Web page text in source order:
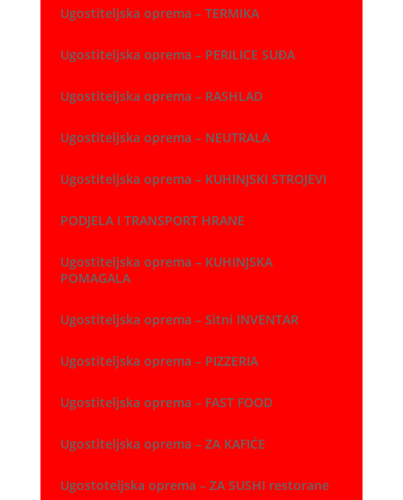
Ugostiteljska oprema – TERMIKA
Ugostiteljska oprema – PERILICE SUĐA
Ugostiteljska oprema – RASHLAD
Ugostiteljska oprema – NEUTRALA
Ugostiteljska oprema – KUHINJSKI STROJEVI
PODJELA I TRANSPORT HRANE
Ugostiteljska oprema – KUHINJSKA
POMAGALA
Ugostiteljska oprema – Sitni INVENTAR
Ugostiteljska oprema – PIZZERIA
Ugostiteljska oprema – FAST FOOD
Ugostiteljska oprema – ZA KAFIĆE
Ugostoteljska oprema – ZA SUSHI restorane